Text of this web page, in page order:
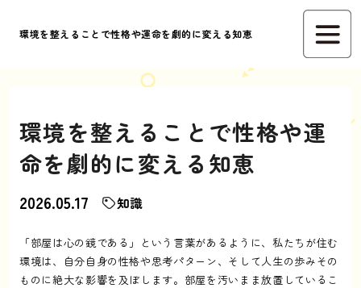
環境を整えることで性格や運命を劇的に変える知恵
環境を整えることで性格や運
命を劇的に変える知恵
2026.05.17 知識
「部屋は心の鏡である」という言葉があるように、私たちが住む
環境は、自分自身の性格や思考パターン、そして人生の歩みその
ものに絶大な影響を及ぼします。部屋を汚いまま放置しているこ